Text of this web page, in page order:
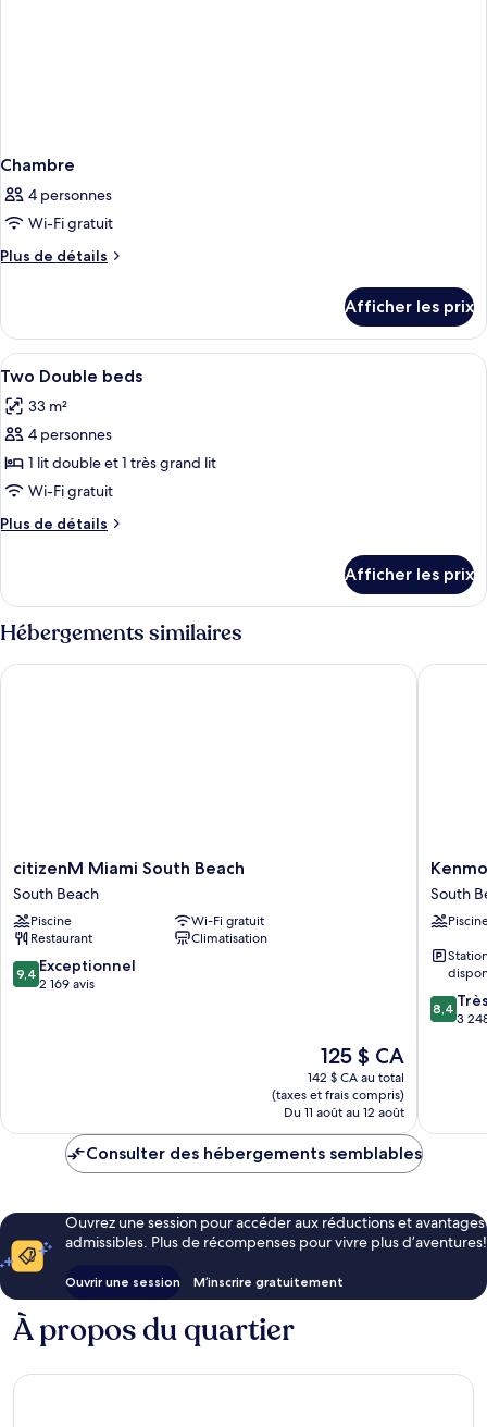
Chambre
4 personnes
Wi-Fi gratuit
Plus de détails
Plus
Chambre
Afficher les prix
Afficher
toutes
les
photos
pour
ce
type
de
Two
Double
beds
Coffre-fort pour ordinateur portable,
4
Two Double beds
33 m²
4 personnes
1 lit double et 1 très grand lit
Wi-Fi gratuit
Plus de détails
Plus
Two
Double
beds
Afficher les prix
Hébergements similaires
citizenM
Miami
South
Beach
South
Beach
citizenM Miami South Beach
South Beach
Piscine
Wi-Fi gratuit
Restaurant
Climatisation
9.4
sur
9,4 Exceptionnel
2 169 avis
Le
prix
est
de
125 $ CA
125 $ CA
142 $ CA au total
(taxes et frais compris)
Du 11 août au 12 août
citizenM Miami South Beach
Village
Hotel,
South
South
Beach
South
8.4
sur
8,4
3
Consulter des hébergements semblables
Ouvrez une session pour accéder aux réductions et avantages
admissibles. Plus de récompenses pour vivre plus d’aventures!
Ouvrir une session M’inscrire gratuitement
À propos du quartier